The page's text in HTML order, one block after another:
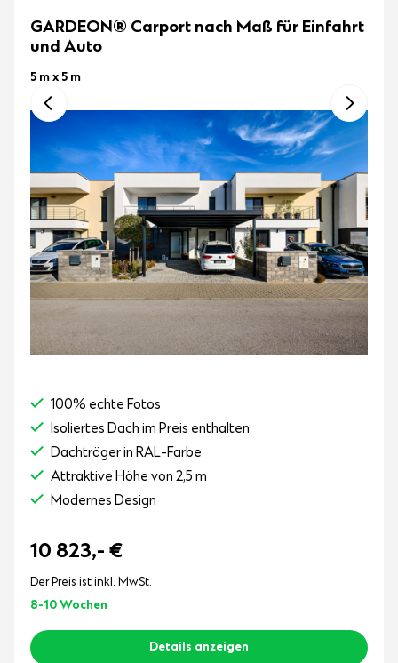
GARDEON® Carport nach Maß für Einfahrt
und Auto
5 m x 5 m
100% echte Fotos
Isoliertes Dach im Preis enthalten
Dachträger in RAL-Farbe
Attraktive Höhe von 2,5 m
Modernes Design
10 823,- €
Der Preis ist inkl. MwSt.
8-10 Wochen
Details anzeigen